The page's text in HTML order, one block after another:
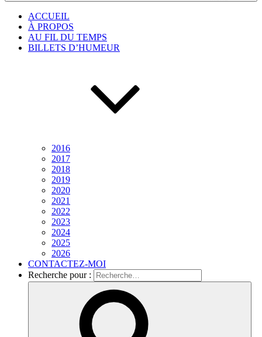
ACCUEIL
À PROPOS
AU FIL DU TEMPS
BILLETS D’HUMEUR
2016
2017
2018
2019
2020
2021
2022
2023
2024
2025
2026
CONTACTEZ-MOI
Recherche pour :